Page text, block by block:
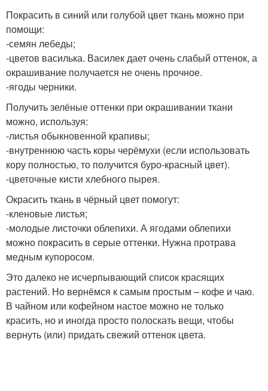
Покрасить в синий или голубой цвет ткань можно при
помощи:
-семян лебеды;
-цветов василька. Василек дает очень слабый оттенок, а
окрашивание получается не очень прочное.
-ягоды черники.
Получить зелёные оттенки при окрашивании ткани
можно, используя:
-листья обыкновенной крапивы;
-внутреннюю часть коры черёмухи (если использовать
кору полностью, то получится буро-красный цвет).
-цветочные кисти хлебного пырея.
Окрасить ткань в чёрный цвет помогут:
-кленовые листья;
-молодые листочки облепихи. А ягодами облепихи
можно покрасить в серые оттенки. Нужна протрава
медным купоросом.
Это далеко не исчерпывающий список красящих
растений. Но вернёмся к самым простым – кофе и чаю.
В чайном или кофейном настое можно не только
красить, но и иногда просто полоскать вещи, чтобы
вернуть (или) придать свежий оттенок цвета.